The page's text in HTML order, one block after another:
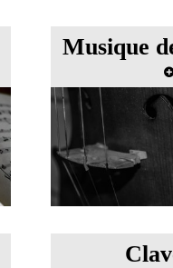
Musique
Master class
chambre